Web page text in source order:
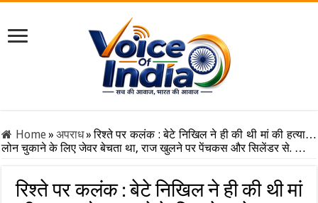
Home» अपराध» रिश्ते पर कलंक : बेटे निखिल ने ही की थी मां की हत्या…
लोन चुकाने के लिए जेवर बेचता था, राज खुलने पर पेंचकस और सिलेंडर से. …
रिश्ते पर कलंक : बेटे निखिल ने ही की थी मां